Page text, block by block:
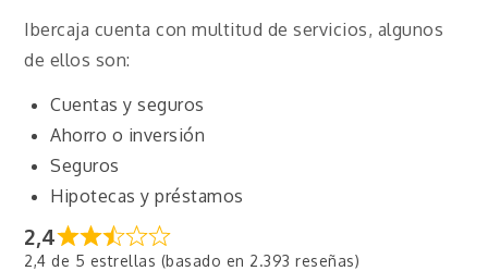
Ibercaja cuenta con multitud de servicios, algunos
de ellos son:
Cuentas y seguros
Ahorro o inversión
Seguros
Hipotecas y préstamos
2,4
2,4 de 5 estrellas (basado en 2.393 reseñas)